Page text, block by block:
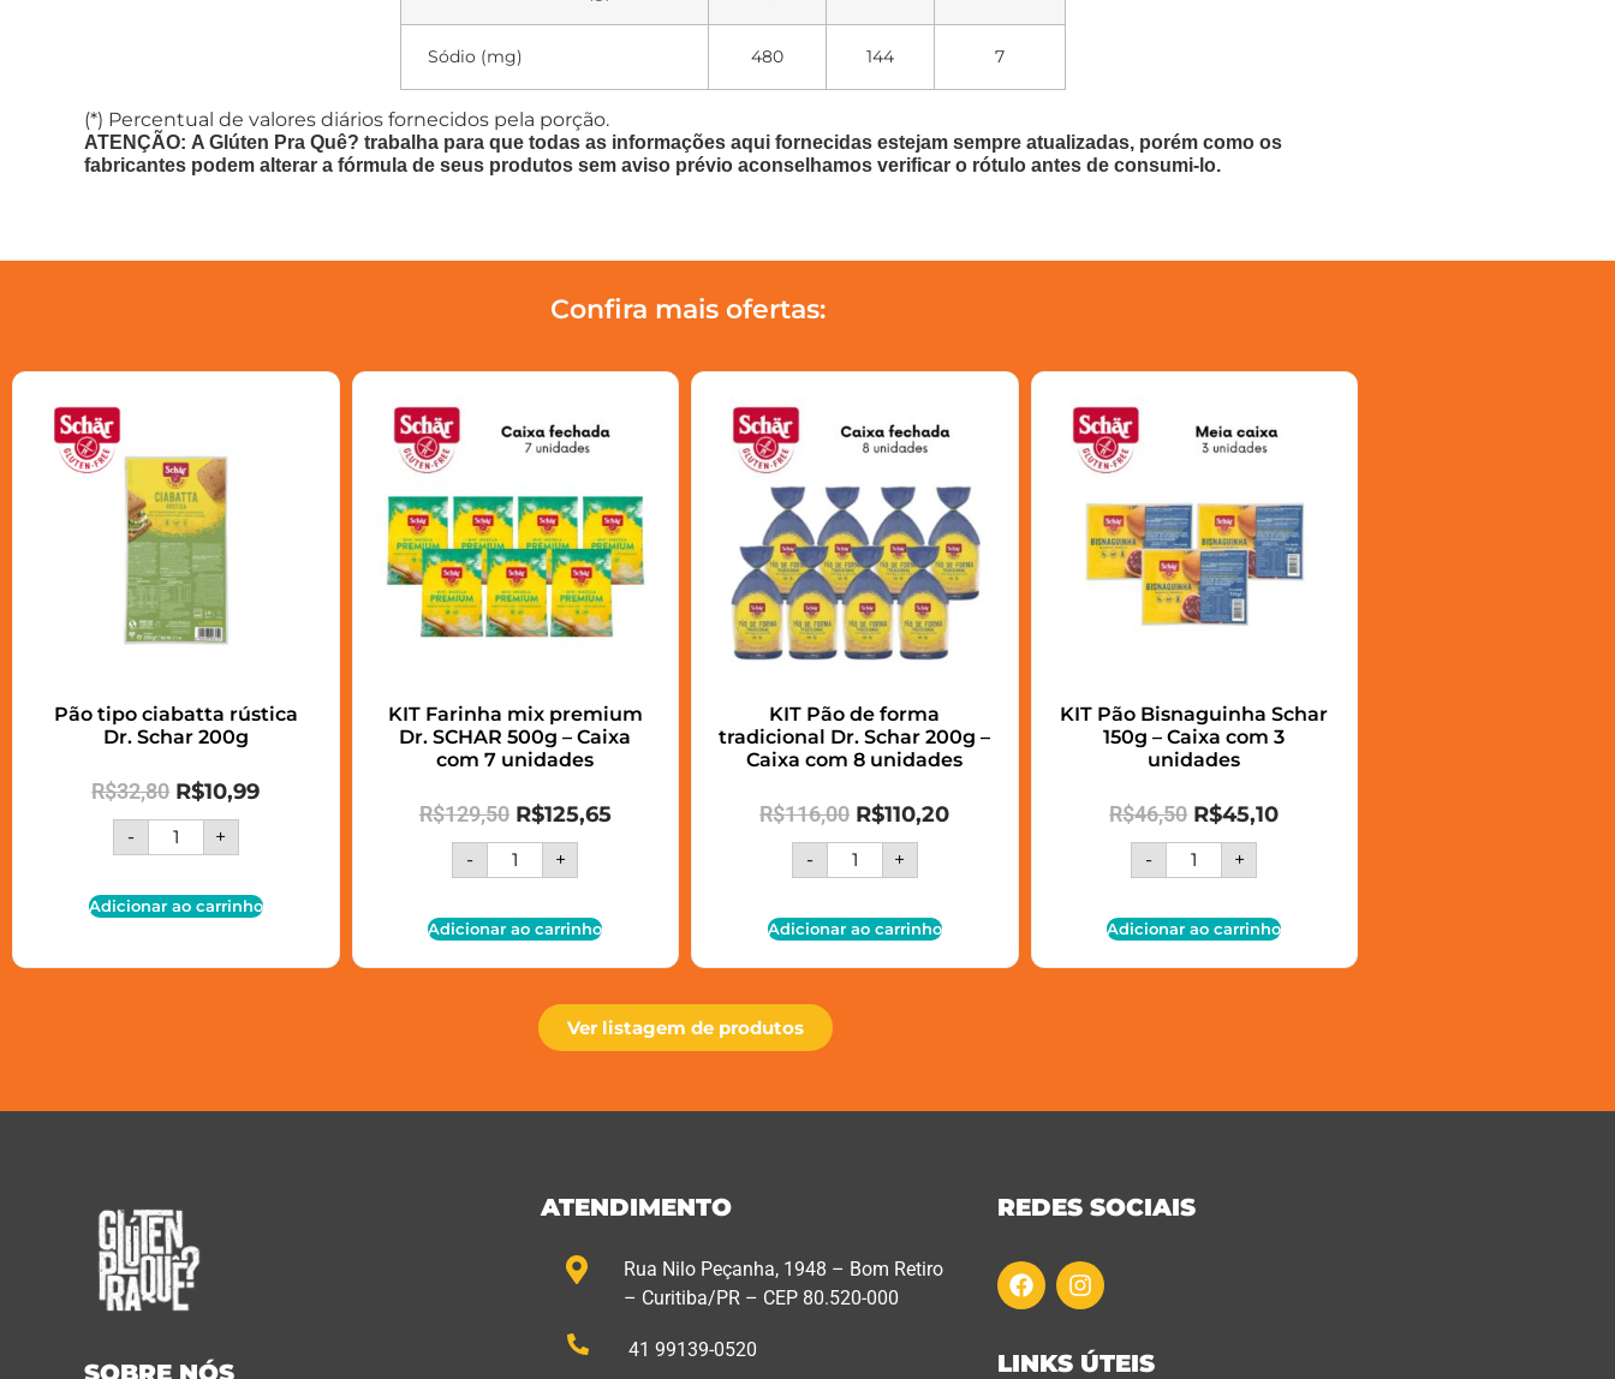
Sódio (mg) 480 144 7
(*) Percentual de valores diários fornecidos pela porção.
ATENÇÃO: A Glúten Pra Quê? trabalha para que todas as informações aqui fornecidas estejam sempre atualizadas, porém como os
fabricantes podem alterar a fórmula de seus produtos sem aviso prévio aconselhamos verificar o rótulo antes de consumi-lo.
Confira mais ofertas:
Pão tipo ciabatta rústica
Dr. Schar 200g
R$32,80 R$10,99
- +
Adicionar ao carrinho
KIT Farinha mix premium
Dr. SCHAR 500g – Caixa
com 7 unidades
R$129,50 R$125,65
- +
Adicionar ao carrinho
KIT Pão de forma
tradicional Dr. Schar 200g –
Caixa com 8 unidades
R$116,00 R$110,20
- +
Adicionar ao carrinho
KIT Pão Bisnaguinha Schar
150g – Caixa com 3
unidades
R$46,50 R$45,10
- +
Adicionar ao carrinho
Ver listagem de produtos
SOBRE NÓS
ATENDIMENTO
Rua Nilo Peçanha, 1948 – Bom Retiro
– Curitiba/PR – CEP 80.520-000
41 99139-0520
REDES SOCIAIS
LINKS ÚTEIS